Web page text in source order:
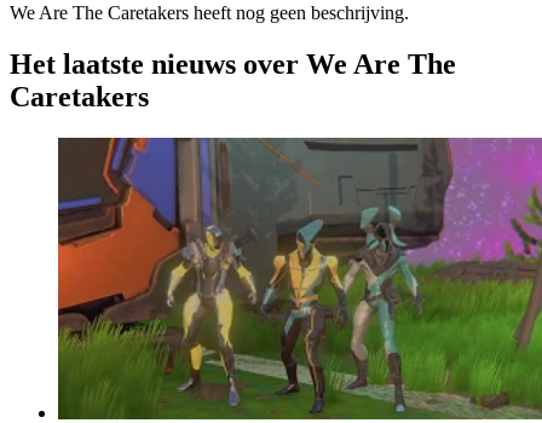
We Are The Caretakers heeft nog geen beschrijving.
Het laatste nieuws over We Are The
Caretakers